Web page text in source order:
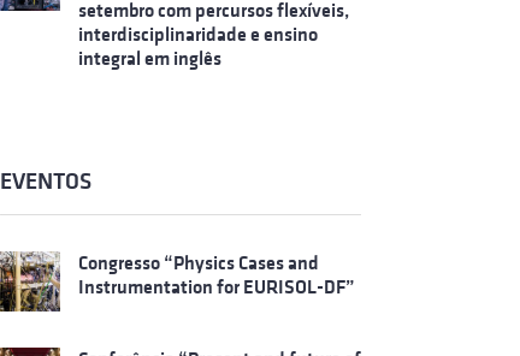
setembro com percursos flexíveis,
interdisciplinaridade e ensino
integral em inglês
EVENTOS
Congresso “Physics Cases and
Instrumentation for EURISOL-DF”